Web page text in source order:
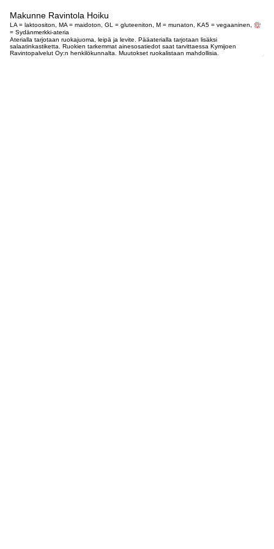
Makunne Ravintola Hoiku
LA = laktoositon, MA = maidoton, GL = gluteeniton, M = munaton, KA5 = vegaaninen,
= Sydänmerkki-ateria
Aterialla tarjotaan ruokajuoma, leipä ja levite. Pääaterialla tarjotaan lisäksi
salaatinkastiketta. Ruokien tarkemmat ainesosatiedot saat tarvittaessa Kymijoen
Ravintopalvelut Oy:n henkilökunnalta. Muutokset ruokalistaan mahdollisia.